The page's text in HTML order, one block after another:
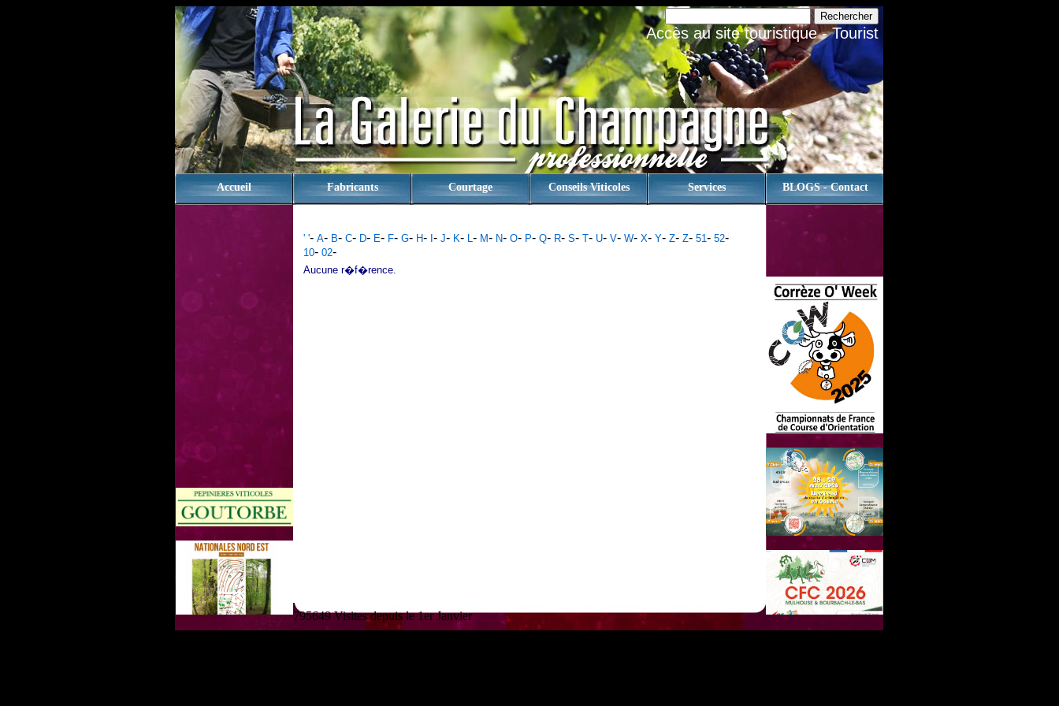
Accès au site touristique - Tourist
Accueil Fabricants Courtage Conseils Viticoles Services BLOGS - Contact
' '- A- B- C- D- E- F- G- H- - J- K- L- M- N- O- P- Q- R- S- T- U- V- W- X- Y- Z- Z- 51- 52-
10- 02-
Aucune r�f�rence.
795649 Visites depuis le 1er Janvier